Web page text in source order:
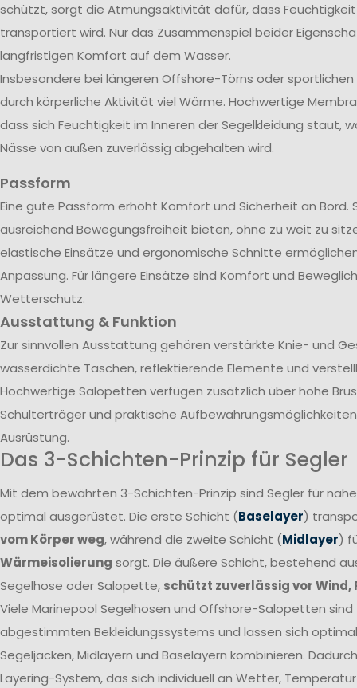
schützt, sorgt die Atmungsaktivität dafür, dass
transportiert wird. Nur das Zusammenspiel beider
langfristigen Komfort auf dem Wasser.
Insbesondere bei längeren Offshore-Törns oder
durch körperliche Aktivität viel Wärme. Hochwertige
dass sich Feuchtigkeit im Inneren der Segelkleidung staut,
Nässe von außen zuverlässig abgehalten wird.
Passform
Eine gute Passform erhöht Komfort und Sicherheit an Bord.
ausreichend Bewegungsfreiheit bieten, ohne zu weit zu
elastische Einsätze und ergonomische Schnitte
Anpassung. Für längere Einsätze sind Komfort und
Wetterschutz.
Ausstattung & Funktion
Zur sinnvollen Ausstattung gehören verstärkte Knie- und
wasserdichte Taschen, reflektierende Elemente und
Hochwertige Salopetten verfügen zusätzlich über hohe
Schulterträger und praktische
Ausrüstung.
Das 3-Schichten-Prinzip für Segler
Mit dem bewährten 3-Schichten-Prinzip sind Segler für
optimal ausgerüstet. Die erste Schicht (Baselayer)
vom Körper weg, während die zweite Schicht (Midlayer)
Wärmeisolierung sorgt. Die äußere Schicht, bestehend
Segelhose oder Salopette, schützt zuverlässig vor Wind,
Viele Marinepool Segelhosen und Offshore-Salopetten sind
abgestimmten Bekleidungssystems und lassen sich
Segeljacken, Midlayern und Baselayern kombinieren.
Layering-System, das sich individuell an Wetter,